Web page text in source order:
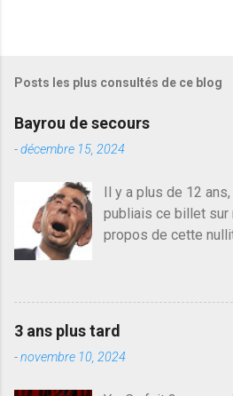
t
e
r
u
m
m
e
n
r
Posts les plus consultés de ce blog
Bayrou de secours
-décembre 15, 2024
Il y a plus de 12
publiais ce billet
propos de cette
quelqu'un, je ne
des amis ou des
croit. François
devenir le traite
et c'est par la presse
3 ans plus tard
-novembre 10, 2024